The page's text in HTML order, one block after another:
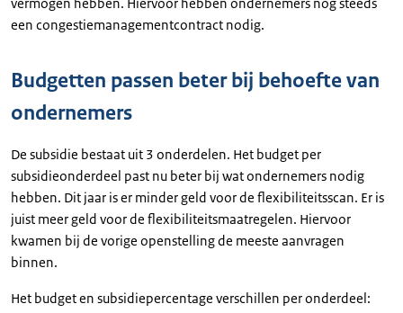
een congestiemanagementcontract nodig.
Budgetten passen beter bij behoefte van
ondernemers
De subsidie bestaat uit 3 onderdelen. Het budget per
subsidieonderdeel past nu beter bij wat ondernemers nodig
hebben. Dit jaar is er minder geld voor de flexibiliteitsscan. Er is
juist meer geld voor de flexibiliteitsmaatregelen. Hiervoor
kwamen bij de vorige openstelling de meeste aanvragen
binnen.
Het budget en subsidiepercentage verschillen per onderdeel: